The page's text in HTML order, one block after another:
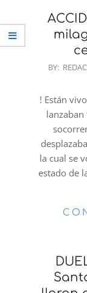
2023-
18
BY:
! Están
la cual se
estado de